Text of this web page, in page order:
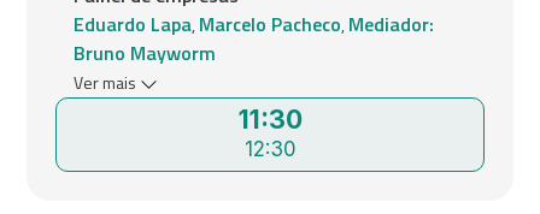
11:30
12:30
Eduardo Lapa,Marcelo Pacheco,Mediador:
Bruno Mayworm
Ver mais